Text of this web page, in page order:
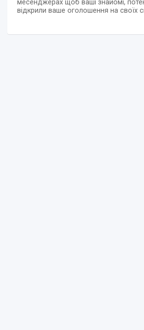
месенджерах щоб ваші знайомі,
відкрили ваше оголошення на своїх